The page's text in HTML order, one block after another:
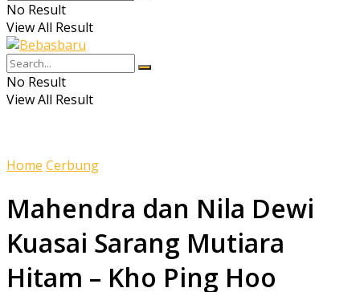
No Result
View All Result
No Result
View All Result
Home Cerbung
Mahendra dan Nila Dewi
Kuasai Sarang Mutiara
Hitam – Kho Ping Hoo